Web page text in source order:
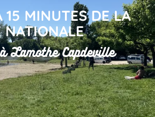
15 MINUTES DE LA
NATIONALE
Lamothe Capdeville